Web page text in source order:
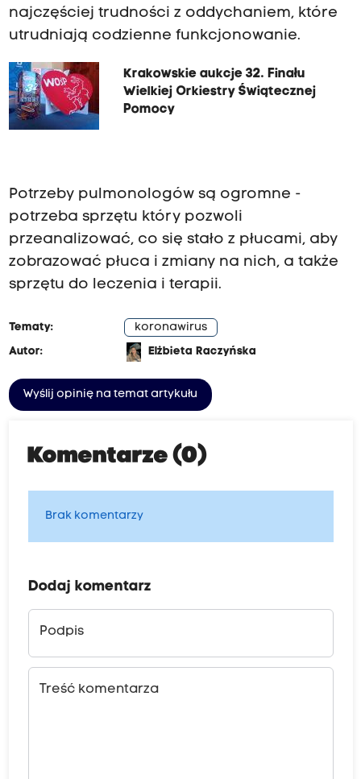
najczęściej trudności z oddychaniem, które
utrudniają codzienne funkcjonowanie.
Krakowskie aukcje 32. Finału
Wielkiej Orkiestry Świątecznej
Pomocy
Potrzeby pulmonologów są ogromne -
potrzeba sprzętu który pozwoli
przeanalizować, co się stało z płucami, aby
zobrazować płuca i zmiany na nich, a także
sprzętu do leczenia i terapii.
Tematy:
koronawirus
Autor:
Elżbieta Raczyńska
Wyślij opinię na temat artykułu
Komentarze (0)
Brak komentarzy
Dodaj komentarz
Podpis
Treść komentarza